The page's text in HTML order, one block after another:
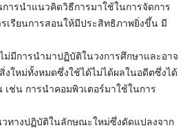
ารนำแนวคิดวิธีการมาใช้ในการจัดการ
รเรียนการสอนให้มีประสิทธิภาพยิ่งขึ้น มี
ม่มีการนำมาปฏิบัติในวงการศึกษาและอาจ
งใหม่ทั้งหมดซึ่งใช้ได้ไม่ได้ผลในอดีตซึ่งได้
ช่น การนำคอมพิวเตอร์มาใช้ในการ
ทางปฏิบัติในลักษณะใหม่ซึ่งดัดแปลงจาก